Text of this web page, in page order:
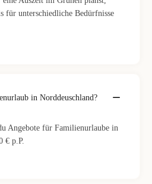
für unterschiedliche Bedürfnisse
in Norddeuschland?
Angebote für Familienurlaube in
€ p.P.